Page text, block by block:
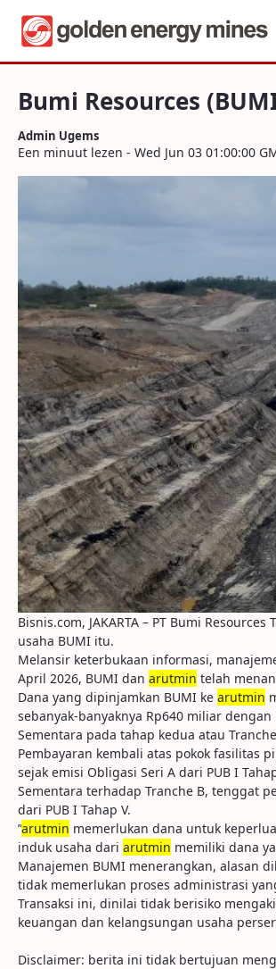
Navigatie
Naar content
Bumi Resources (BUMI)
Bumi Resources
Admin Ugems
Een minuut lezen - Wed Jun 03 01:00:00
Bisnis.com, JAKARTA – PT Bumi
usaha BUMI itu.
Melansir keterbukaan informasi,
April 2026, BUMI dan arutmin telah
Dana yang dipinjamkan BUMI ke arutmin
sebanyak-banyaknya Rp640 miliar
Sementara pada tahap kedua atau
Pembayaran kembali atas pokok fasilitas
sejak emisi Obligasi Seri A dari PUB I
Sementara terhadap Tranche B, tenggat
dari PUB I Tahap V.
”arutmin memerlukan dana untuk
induk usaha dari arutmin memiliki dana
Manajemen BUMI menerangkan, alasan
tidak memerlukan proses administrasi
Transaksi ini, dinilai tidak berisiko
keuangan dan kelangsungan usaha
Disclaimer: berita ini tidak bertujuan